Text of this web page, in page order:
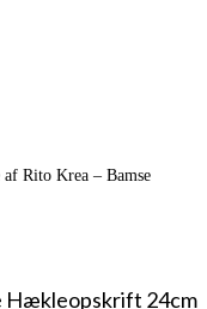
af Rito Krea – Bamse
Hækleopskrift 24cm